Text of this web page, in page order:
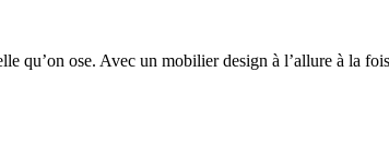
qu’on ose. Avec un mobilier design à l’allure à la